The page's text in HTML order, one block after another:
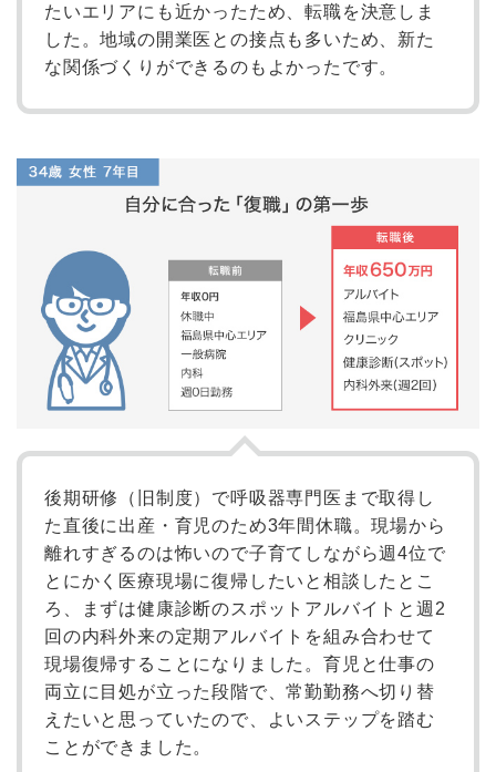
たいエリアにも近かったため、転職を決意しま
した。地域の開業医との接点も多いため、新た
な関係づくりができるのもよかったです。
後期研修（旧制度）で呼吸器専門医まで取得し
た直後に出産・育児のため3年間休職。現場から
離れすぎるのは怖いので子育てしながら週4位で
とにかく医療現場に復帰したいと相談したとこ
ろ、まずは健康診断のスポットアルバイトと週2
回の内科外来の定期アルバイトを組み合わせて
現場復帰することになりました。育児と仕事の
両立に目処が立った段階で、常勤勤務へ切り替
えたいと思っていたので、よいステップを踏む
ことができました。